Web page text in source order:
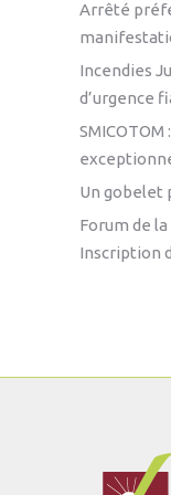
Arrêté
Incendies
d’urgence
Un gobelet
Forum de
Inscription